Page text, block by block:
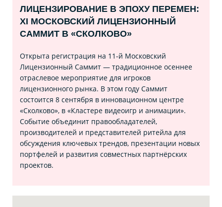
ЛИЦЕНЗИРОВАНИЕ В ЭПОХУ ПЕРЕМЕН:
XI МОСКОВСКИЙ ЛИЦЕНЗИОННЫЙ
САММИТ В «СКОЛКОВО»
Открыта регистрация на 11‑й Московский
Лицензионный Саммит — традиционное осеннее
отраслевое мероприятие для игроков
лицензионного рынка. В этом году Саммит
состоится 8 сентября в инновационном центре
«Сколково», в «Кластере видеоигр и анимации».
Событие объединит правообладателей,
производителей и представителей ритейла для
обсуждения ключевых трендов, презентации новых
портфелей и развития совместных партнёрских
проектов.